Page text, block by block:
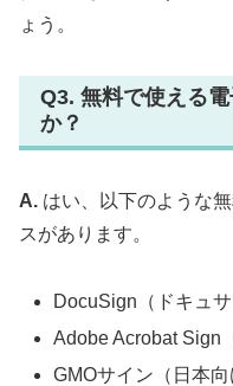
ょう。
Q3. 無料で使える
か？
A. はい、以下のような
スがあります。
DocuSign（ドキュサ
Adobe Acrobat Sign
GMOサイン（日本向